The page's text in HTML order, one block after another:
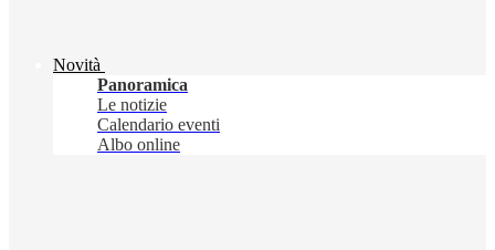
Novità
Panoramica
Le notizie
Calendario eventi
Albo online